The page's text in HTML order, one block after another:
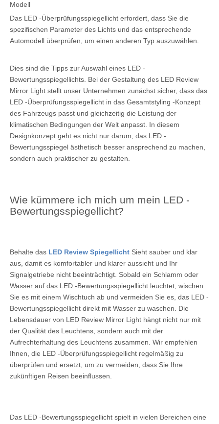
Modell
Das LED -Überprüfungsspiegellicht erfordert, dass Sie die
spezifischen Parameter des Lichts und das entsprechende
Automodell überprüfen, um einen anderen Typ auszuwählen.
Dies sind die Tipps zur Auswahl eines LED -
Bewertungsspiegellichts. Bei der Gestaltung des LED Review
Mirror Light stellt unser Unternehmen zunächst sicher, dass das
LED -Überprüfungsspiegellicht in das Gesamtstyling -Konzept
des Fahrzeugs passt und gleichzeitig die Leistung der
klimatischen Bedingungen der Welt anpasst. In diesem
Designkonzept geht es nicht nur darum, das LED -
Bewertungsspiegel ästhetisch besser ansprechend zu machen,
sondern auch praktischer zu gestalten.
Wie kümmere ich mich um mein LED -
Bewertungsspiegellicht?
Behalte das LED Review Spiegellicht Sieht sauber und klar
aus, damit es komfortabler und klarer aussieht und Ihr
Signalgetriebe nicht beeinträchtigt. Sobald ein Schlamm oder
Wasser auf das LED -Bewertungsspiegellicht leuchtet, wischen
Sie es mit einem Wischtuch ab und vermeiden Sie es, das LED -
Bewertungsspiegellicht direkt mit Wasser zu waschen. Die
Lebensdauer von LED Review Mirror Light hängt nicht nur mit
der Qualität des Leuchtens, sondern auch mit der
Aufrechterhaltung des Leuchtens zusammen. Wir empfehlen
Ihnen, die LED -Überprüfungsspiegellicht regelmäßig zu
überprüfen und ersetzt, um zu vermeiden, dass Sie Ihre
zukünftigen Reisen beeinflussen.
Das LED -Bewertungsspiegellicht spielt in vielen Bereichen eine